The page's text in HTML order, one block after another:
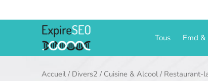
au
Tous Emd &
Accueil/ Divers2 / Cuisine & Alcool/ Restaurant-